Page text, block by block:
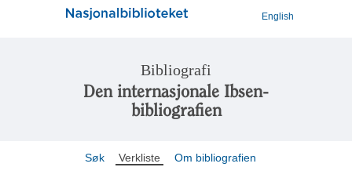
English
Bibliografi
Den internasjonale Ibsen-
bibliografien
Søk Verkliste Om bibliografien